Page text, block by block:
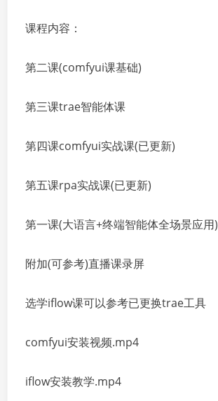
课程内容：
第二课(comfyui课基础)
第三课trae智能体课
第四课comfyui实战课(已更新)
第五课rpa实战课(已更新)
第一课(大语言+终端智能体全场景应用)
附加(可参考)直播课录屏
选学iflow课可以参考已更换trae工具
comfyui安装视频.mp4
iflow安装教学.mp4